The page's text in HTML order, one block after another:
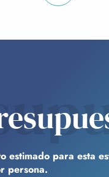
estimado para esta
persona.